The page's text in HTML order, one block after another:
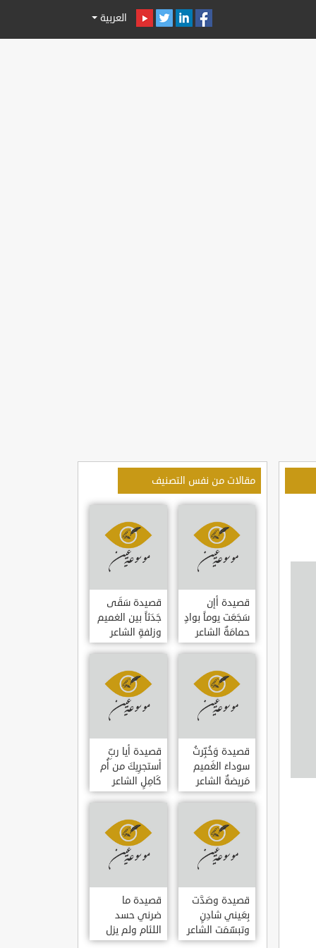
العربية
مقالات من نفس التصنيف
قصيدة أإن
سَجَعَت يوماً بوادٍ
حمامَةٌ الشاعر
العوام بن عقبة
قصيدة سَقَى
جَدَثاً بين الغميم
وزلفةٍ الشاعر
العوام بن عقبة
قصيدة وَخُبِّرتُ
سوداءَ الغَميم
مَريضةٌ الشاعر
العوام بن عقبة
قصيدة أيا ربِّ
أستجرِيكَ من أُم
كَامِلٍ الشاعر
العوام بن عقبة
قصيدة وصَدَّت
بِعَيني شادِنٍ
وتبسّمَت الشاعر
العوام بن عقبة
قصيدة ما
ضرني حسد
اللئام ولم يزل
الشاعر عمارة بن